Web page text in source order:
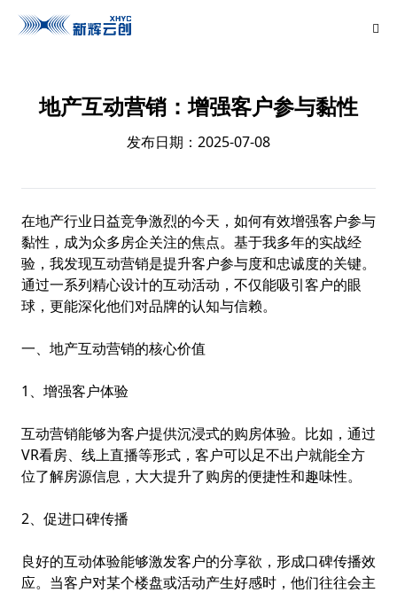
地产互动营销：增强客户参与黏性
发布日期：2025-07-08
在地产行业日益竞争激烈的今天，如何有效增强客户参与
黏性，成为众多房企关注的焦点。基于我多年的实战经
验，我发现互动营销是提升客户参与度和忠诚度的关键。
通过一系列精心设计的互动活动，不仅能吸引客户的眼
球，更能深化他们对品牌的认知与信赖。
一、地产互动营销的核心价值
1、增强客户体验
互动营销能够为客户提供沉浸式的购房体验。比如，通过
VR看房、线上直播等形式，客户可以足不出户就能全方
位了解房源信息，大大提升了购房的便捷性和趣味性。
2、促进口碑传播
良好的互动体验能够激发客户的分享欲，形成口碑传播效
应。当客户对某个楼盘或活动产生好感时，他们往往会主